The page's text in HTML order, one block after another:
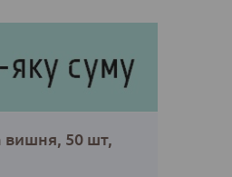
вишня, 50 шт,